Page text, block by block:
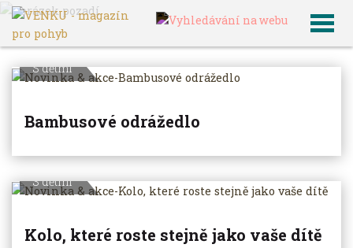
VENKU Archiv článků
S dětmi
Bambusové odrážedlo
S dětmi
Kolo, které roste stejně jako vaše dítě